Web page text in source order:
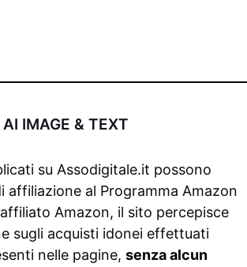
IMAGE & TEXT
su Assodigitale.it possono
affiliazione al Programma Amazon
Amazon, il sito percepisce
sugli acquisti idonei effettuati
nelle pagine, senza alcun